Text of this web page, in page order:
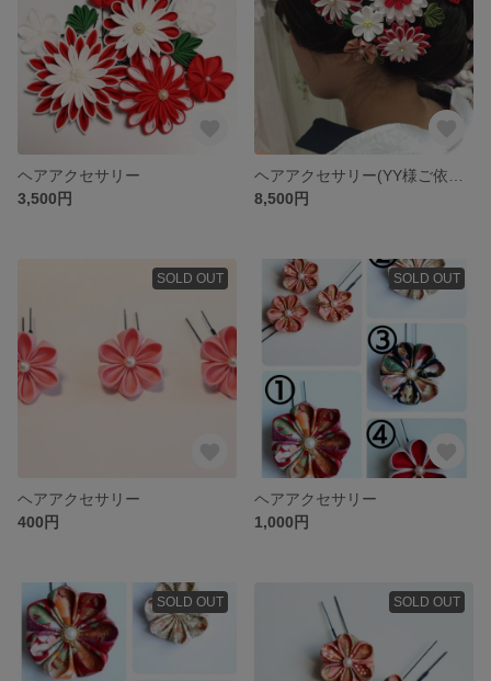
ヘアアクセサリー
3,500円
8,500円
SOLD OUT
ヘアアクセサリー
400円
SOLD OUT
ヘアアクセサリー
1,000円
SOLD OUT SOLD OUT